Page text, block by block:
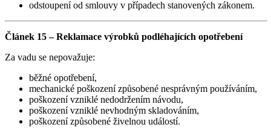
odstoupení od smlouvy v případech stanovených zákonem.
Článek 15 – Reklamace výrobků podléhajících opotřebení
Za vadu se nepovažuje:
běžné opotřebení,
mechanické poškození způsobené nesprávným používáním,
poškození vzniklé nedodržením návodu,
poškození vzniklé nevhodným skladováním,
poškození způsobené živelnou událostí.